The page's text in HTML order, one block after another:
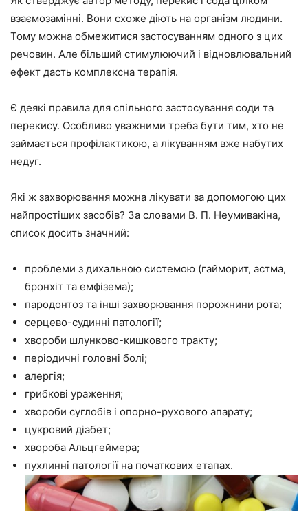
взаємозамінні. Вони схоже діють на організм людини.
Тому можна обмежитися застосуванням одного з цих
речовин. Але більший стимулюючий і відновлювальний
ефект дасть комплексна терапія.
Є деякі правила для спільного застосування соди та
перекису. Особливо уважними треба бути тим, хто не
займається профілактикою, а лікуванням вже набутих
недуг.
Які ж захворювання можна лікувати за допомогою цих
найпростіших засобів? За словами В. П. Неумивакіна,
список досить значний:
проблеми з дихальною системою (гайморит, астма,
бронхіт та емфізема);
пародонтоз та інші захворювання порожнини рота;
серцево-судинні патології;
хвороби шлунково-кишкового тракту;
періодичні головні болі;
алергія;
грибкові ураження;
хвороби суглобів і опорно-рухового апарату;
цукровий діабет;
хвороба Альцгеймера;
пухлинні патології на початкових етапах.